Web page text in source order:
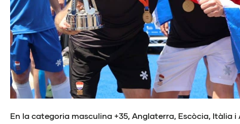
En la categoria masculina +35, Anglaterra, Escòcia, Itàlia